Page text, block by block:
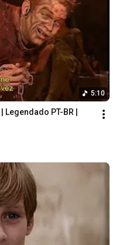
5:10
PT-BR |